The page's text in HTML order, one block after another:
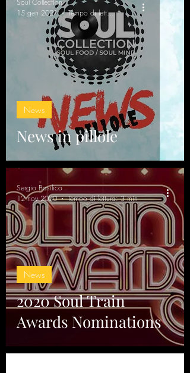
News in pillole
News
Soul Collection
15 gen 2021
Tempo di lettura: 3 min
2020 Soul Train
Awards Nominations
News
Sergio Basilico
12 nov 2020
Tempo di lettura: 3 min